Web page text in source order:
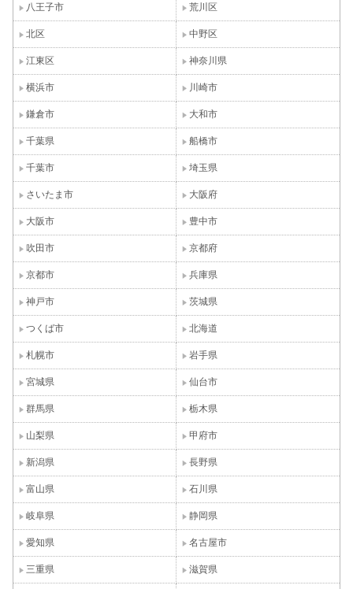
八王子市 荒川区
北区 中野区
江東区 神奈川県
横浜市 川崎市
鎌倉市 大和市
千葉県 船橋市
千葉市 埼玉県
さいたま市 大阪府
大阪市 豊中市
吹田市 京都府
京都市 兵庫県
神戸市 茨城県
つくば市 北海道
札幌市 岩手県
宮城県 仙台市
群馬県 栃木県
山梨県 甲府市
新潟県 長野県
富山県 石川県
岐阜県 静岡県
愛知県 名古屋市
三重県 滋賀県